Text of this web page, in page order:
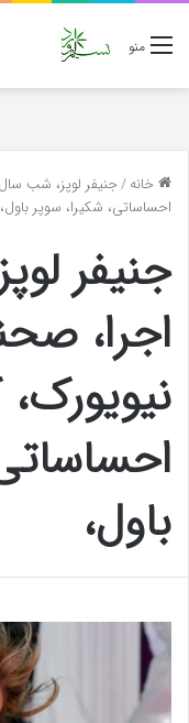
منو
خانه/جنیفر لوپز، شب سال
احساساتی، شکیرا، سوپر باول،
جنیفر
اجرا،
نیویورک،
باول،